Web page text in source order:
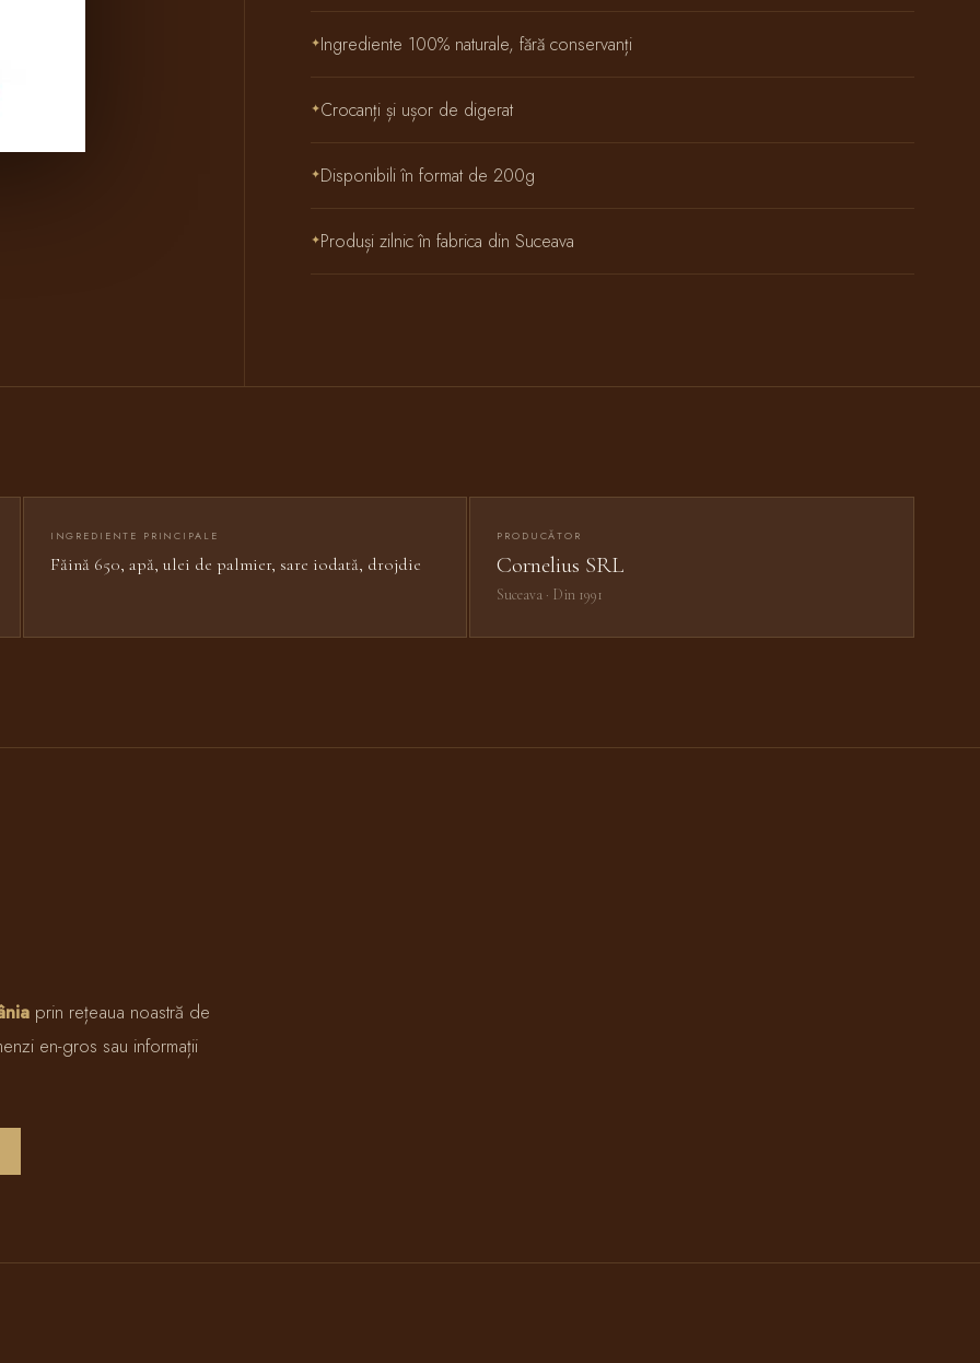
Ingrediente 100% naturale, fără conservanți
Crocanți și ușor de digerat
Disponibili în format de 200g
Produși zilnic în fabrica din Suceava
INGREDIENTE PRINCIPALE
Făină 650, apă, ulei de palmier, sare iodată, drojdie
PRODUCĂTOR
Cornelius SRL
Suceava · Din 1991
prin rețeaua noastră de
en-gros sau informații